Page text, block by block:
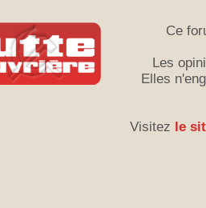
Ce
Les
Elles
Visitez le